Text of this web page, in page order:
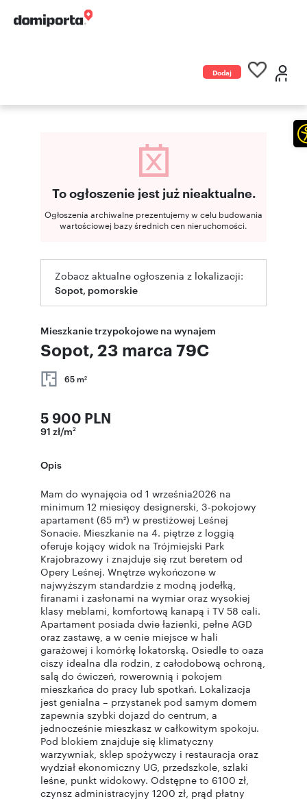
Dodaj
To ogłoszenie jest już nieaktualne.
Ogłoszenia archiwalne prezentujemy w celu budowania
wartościowej bazy średnich cen nieruchomości.
Zobacz aktualne ogłoszenia z lokalizacji:
Sopot, pomorskie
Mieszkanie trzypokojowe na wynajem
Sopot, 23 marca 79C
65 m2
5 900 PLN
91 zł/m2
Opis
Mam do wynajęcia od 1 września2026 na
minimum 12 miesięcy designerski, 3-pokojowy
apartament (65 m²) w prestiżowej Leśnej
Sonacie. Mieszkanie na 4. piętrze z loggią
oferuje kojący widok na Trójmiejski Park
Krajobrazowy i znajduje się rzut beretem od
Opery Leśnej. Wnętrze wykończone w
najwyższym standardzie z modną jodełką,
firanami i zasłonami na wymiar oraz wysokiej
klasy meblami, komfortową kanapą i TV 58 cali.
Apartament posiada dwie łazienki, pełne AGD
oraz zastawę, a w cenie miejsce w hali
garażowej i komórkę lokatorską. Osiedle to oaza
ciszy idealna dla rodzin, z całodobową ochroną,
salą do ćwiczeń, rowerownią i pokojem
mieszkańca do pracy lub spotkań. Lokalizacja
jest genialna – przystanek pod samym domem
zapewnia szybki dojazd do centrum, a
jednocześnie mieszkasz w całkowitym spokoju.
Pod blokiem znajduje się klimatyczny
warzywniak, sklep spożywczy i restauracja oraz
wydział ekonomiczny UG, przedszkole, szlaki
leśne, punkt widokowy. Odstępne to 6100 zł,
czynsz administracyjny 1200 zł, prąd płatny